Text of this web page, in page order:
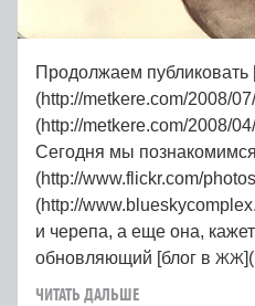
Продолжаем публиковать
(http://metkere.com/2008/
(http://metkere.com/2008/
Сегодня мы
(http://www.flickr.com/
(http://
и черепа, а еще она,
обновляющий [блог в ЖЖ
ЧИТАТЬ ДАЛЬШЕ